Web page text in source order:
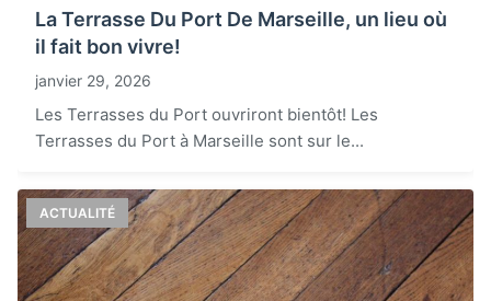
La Terrasse Du Port De Marseille, un lieu où
il fait bon vivre!
janvier 29, 2026
Les Terrasses du Port ouvriront bientôt! Les
Terrasses du Port à Marseille sont sur le...
ACTUALITÉ